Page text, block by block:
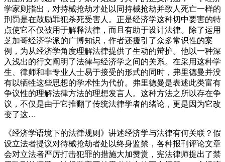
学家则指出，对持械抢劫才处以同持械抢劫并致人死亡一样的
刑罚是在鼓励罪犯杀死受害人。正是经济学这种切中要害的特
点使它不仅被用于解释法律，而且有助于设计法律。除了运用
芝加哥经济学派的广博知识，作者还援引了众多常识性的案
例，为从经济学角度理解法律提供了生动的辩护。他以一种深
入浅出的行文阐明了法律与经济学之间的关系。在采用这种学
生、律师和非专业人士易于接受的形式的同时，弗里德曼并没
有以牺牲这些思想的学术性为代价。弗里德曼是表述此类富有
争议性的理解法律方法的理想发言人。这种方法之所以存在争
议，不仅是由于它推翻了传统法律学者的绪论，更是因为它改
变了这…
《经济学语境下的法律规则》讲述经济学与法律有何关联？假
设立法者提议对待械抢劫者处以终身监禁，各种报刊评论文章
会对立法者严厉打击犯罪的措施大加赞赏，宪法律师提出了禁